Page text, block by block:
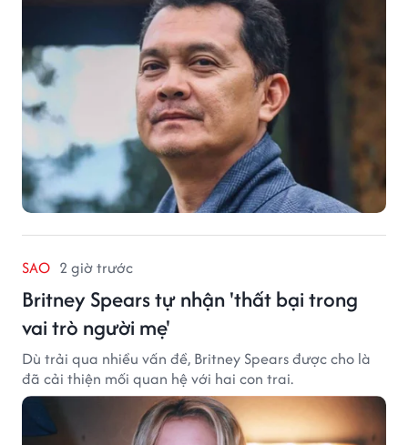
SAO 2 giờ trước
Britney Spears tự nhận 'thất bại trong
vai trò người mẹ'
Dù trải qua nhiều vấn đề, Britney Spears được cho là
đã cải thiện mối quan hệ với hai con trai.